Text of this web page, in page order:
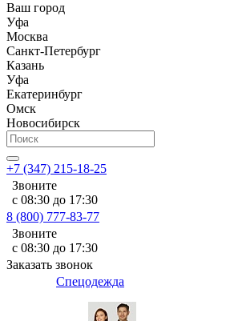
Ваш город
Уфа
Москва
Санкт-Петербург
Казань
Уфа
Екатеринбург
Омск
Новосибирск
+7 (347) 215-18-25
Звоните
с 08:30 до 17:30
8 (800) 777-83-77
Звоните
с 08:30 до 17:30
Заказать звонок
Спецодежда